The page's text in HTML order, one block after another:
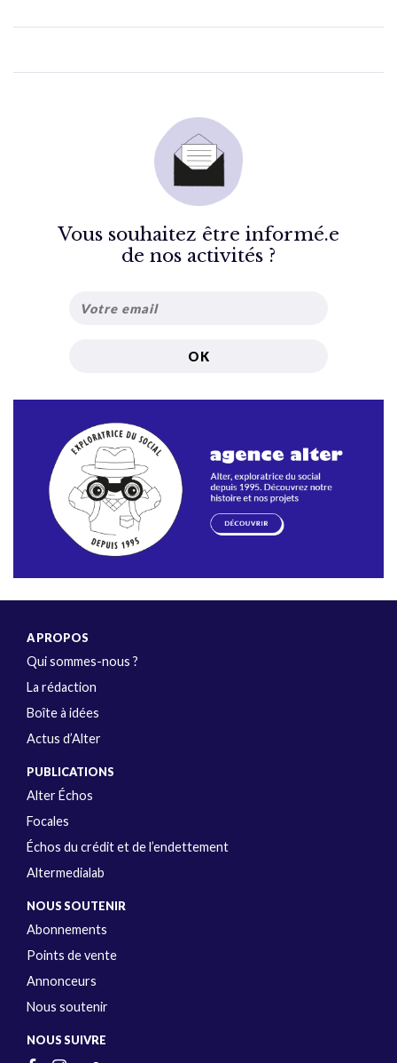
Vous souhaitez être informé.e
de nos activités ?
A PROPOS
Qui sommes-nous ?
La rédaction
Boîte à idées
Actus d’Alter
PUBLICATIONS
Alter Échos
Focales
Échos du crédit et de l’endettement
Altermedialab
NOUS SOUTENIR
Abonnements
Points de vente
Annonceurs
Nous soutenir
NOUS SUIVRE